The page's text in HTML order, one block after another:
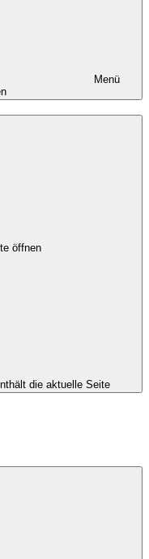
Menü
öffnen
die aktuelle Seite